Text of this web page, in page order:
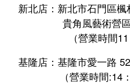
新北店：新北市石門區
貴角風藝術營區X
（營業時間11：
基隆店：基隆市愛一路 52
（營業時間:14